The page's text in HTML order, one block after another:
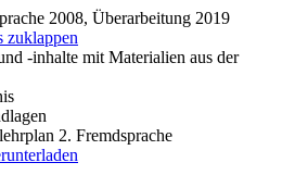
2008, Überarbeitung 2019
zuklappen
-inhalte mit Materialien aus der
2. Fremdsprache